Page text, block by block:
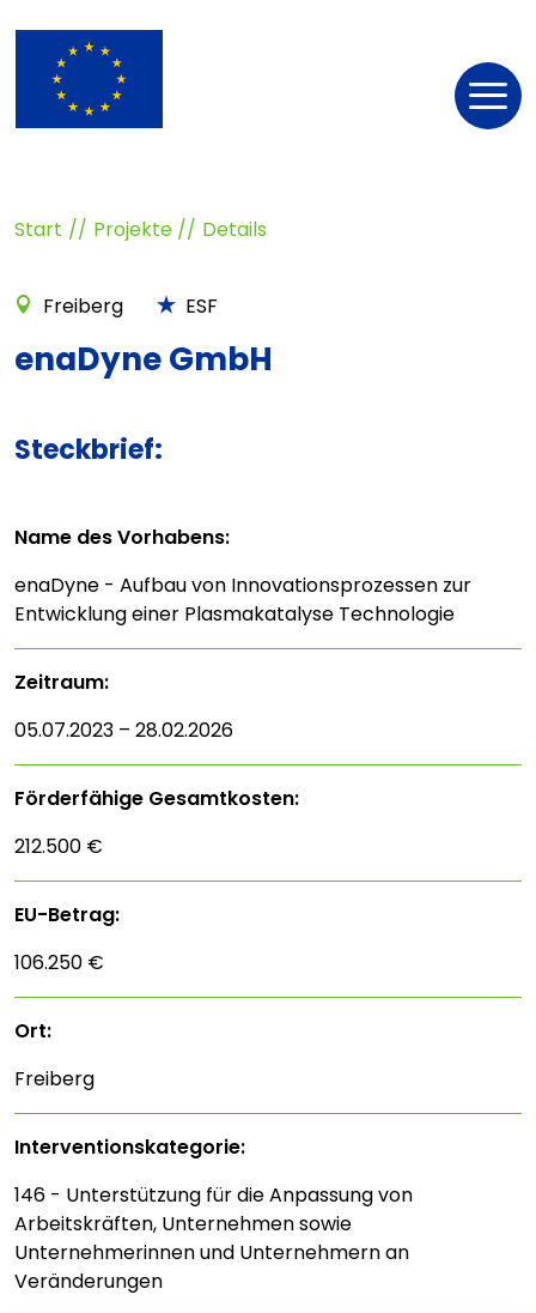
Start Projekte Details
Freiberg ESF
enaDyne GmbH
Steckbrief:
Name des Vorhabens:
enaDyne - Aufbau von Innovationsprozessen zur
Entwicklung einer Plasmakatalyse Technologie
Zeitraum:
05.07.2023 – 28.02.2026
Förderfähige Gesamtkosten:
212.500 €
EU-Betrag:
106.250 €
Ort:
Freiberg
Interventions­kategorie:
146 - Unterstützung für die Anpassung von
Arbeitskräften, Unternehmen sowie
Unternehmerinnen und Unternehmern an
Veränderungen